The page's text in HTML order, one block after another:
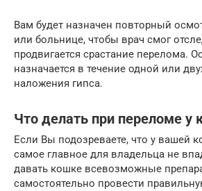
Вам будет назначен повторный
или больнице, чтобы врач смог
продвигается срастание перелома.
назначается в течение одной или
наложения гипса.
Что делать при переломе у
Если Вы подозреваете, что у вашей
самое главное для владельца не
давать кошке всевозможные
самостоятельно провести